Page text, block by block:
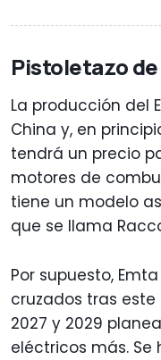
Pistoletazo
La producción del
China y, en
tendrá un precio
motores de
tiene un modelo
que se llama
Por supuesto,
cruzados tras este
2027 y 2029
eléctricos más. Se